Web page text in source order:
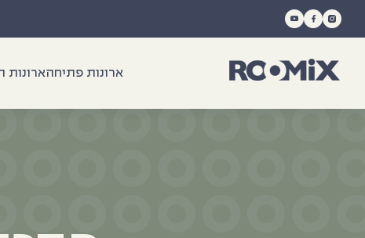
ארונות פתיחהארונות